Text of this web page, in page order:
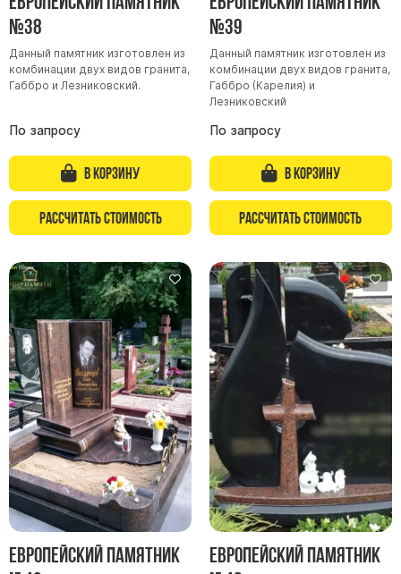
Памятники классические
Памятники красивые
Памятники Православные
Памятники с колоннами
Памятники современные
Памятники стандартные
Памятники со свечей
Памятники в виде дерева
Памятники с лебедями
Памятники в форме волны
Хачкары
Памятники ростовые
Памятники в форме скалы
Памятник Родителям
№38
Данный памятник изготовлен из
комбинации двух видов гранита,
Габбро и Лезниковский.
По запросу
В корзину
Рассчитать стоимость
№39
Данный памятник изготовлен из
комбинации двух видов гранита,
Габбро (Карелия) и
Лезниковский
По запросу
В корзину
Рассчитать стоимость
Европейский памятник
Европейский памятник